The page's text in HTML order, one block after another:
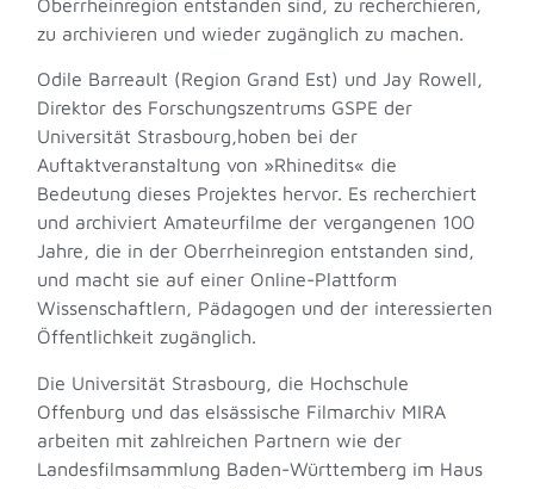
Oberrheinregion entstanden sind, zu recherchieren,
zu archivieren und wieder zugänglich zu machen.
Odile Barreault (Region Grand Est) und Jay Rowell,
Direktor des Forschungszentrums GSPE der
Universität Strasbourg,hoben bei der
Auftaktveranstaltung von »Rhinedits« die
Bedeutung dieses Projektes hervor. Es recherchiert
und archiviert Amateurfilme der vergangenen 100
Jahre, die in der Oberrheinregion entstanden sind,
und macht sie auf einer Online-Plattform
Wissenschaftlern, Pädagogen und der interessierten
Öffentlichkeit zugänglich.
Die Universität Strasbourg, die Hochschule
Offenburg und das elsässische Filmarchiv MIRA
arbeiten mit zahlreichen Partnern wie der
Landesfilmsammlung Baden-Württemberg im Haus